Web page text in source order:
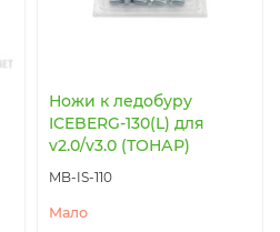
Ножи к ледобуру
ICEBERG-130(L) для
v2.0/v3.0 (ТОНАР)
MB-IS-110
Мало